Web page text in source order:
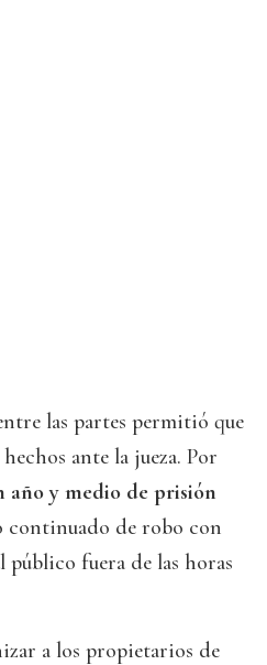
las partes permitió que
ante la jueza. Por
año y medio de prisión
continuado de robo con
fuera de las horas
a los propietarios de